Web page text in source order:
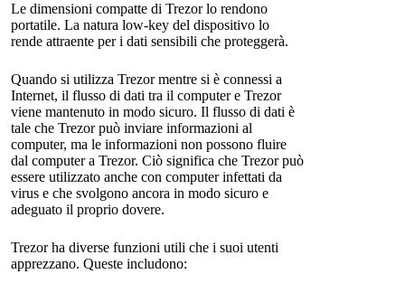
Le dimensioni compatte di Trezor lo rendono
portatile. La natura low-key del dispositivo lo
rende attraente per i dati sensibili che proteggerà.
Quando si utilizza Trezor mentre si è connessi a
Internet, il flusso di dati tra il computer e Trezor
viene mantenuto in modo sicuro. Il flusso di dati è
tale che Trezor può inviare informazioni al
computer, ma le informazioni non possono fluire
dal computer a Trezor. Ciò significa che Trezor può
essere utilizzato anche con computer infettati da
virus e che svolgono ancora in modo sicuro e
adeguato il proprio dovere.
Trezor ha diverse funzioni utili che i suoi utenti
apprezzano. Queste includono: